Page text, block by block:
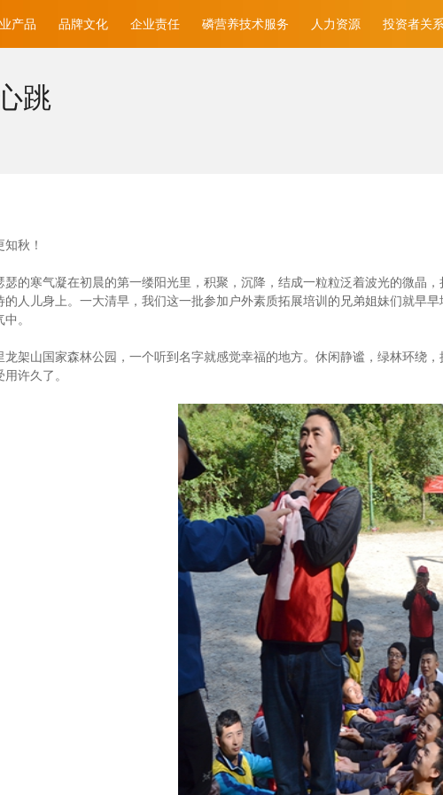
产品 品牌文化 企业责任 磷营养技术服务 人力资源 投资者关系
跳
秋！
瑟的寒气凝在初晨的第一缕阳光里，积聚，沉降，结成一粒粒泛着波光的微晶
人儿身上。一大清早，我们这一批参加户外素质拓展培训的兄弟姐妹们就早
。
龙架山国家森林公园，一个听到名字就感觉幸福的地方。休闲静谧，绿林环绕
许久了。